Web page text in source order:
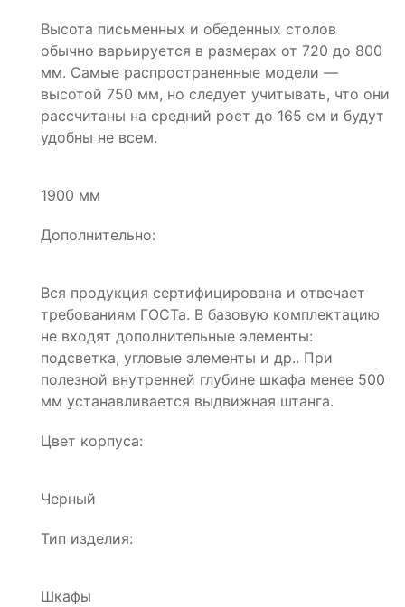
Высота письменных и обеденных столов
обычно варьируется в размерах от 720 до 800
мм. Самые распространенные модели —
высотой 750 мм, но следует учитывать, что они
рассчитаны на средний рост до 165 см и будут
удобны не всем.
1900 мм
Дополнительно:
Вся продукция сертифицирована и отвечает
требованиям ГОСТа. В базовую комплектацию
не входят дополнительные элементы:
подсветка, угловые элементы и др.. При
полезной внутренней глубине шкафа менее 500
мм устанавливается выдвижная штанга.
Цвет корпуса:
Черный
Тип изделия:
Шкафы